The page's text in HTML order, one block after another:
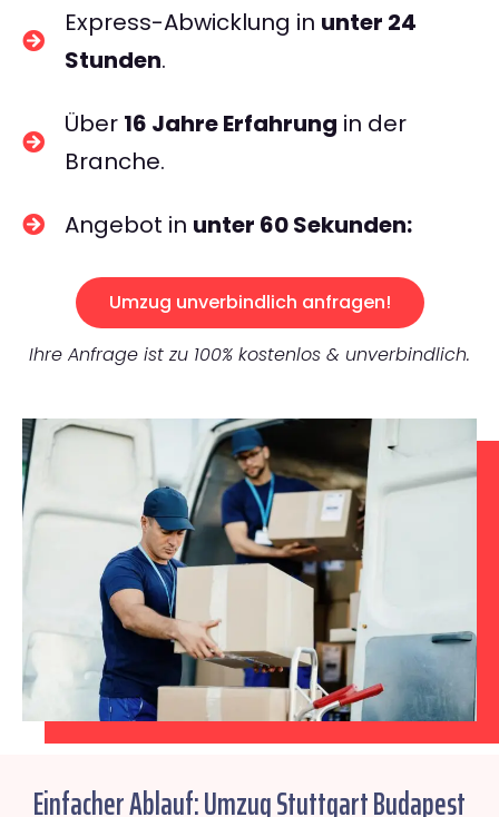
Express-Abwicklung in unter 24
Stunden.
Über 16 Jahre Erfahrung in der
Branche.
Angebot in unter 60 Sekunden:
Umzug unverbindlich anfragen!
Ihre Anfrage ist zu 100% kostenlos & unverbindlich.
Einfacher Ablauf: Umzug Stuttgart Budapest